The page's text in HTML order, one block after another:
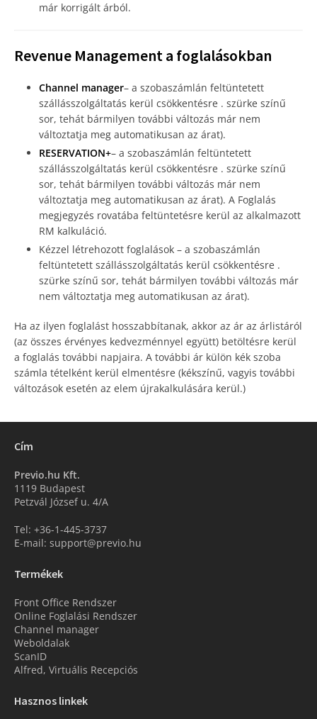
már korrigált árból.
Revenue Management a foglalásokban
Channel manager– a szobaszámlán feltüntetett
szállásszolgáltatás kerül csökkentésre . szürke színű
sor, tehát bármilyen további változás már nem
változtatja meg automatikusan az árat).
RESERVATION+– a szobaszámlán feltüntetett
szállásszolgáltatás kerül csökkentésre . szürke színű
sor, tehát bármilyen további változás már nem
változtatja meg automatikusan az árat). A Foglalás
megjegyzés rovatába feltüntetésre kerül az alkalmazott
RM kalkuláció.
Kézzel létrehozott foglalások – a szobaszámlán
feltüntetett szállásszolgáltatás kerül csökkentésre .
szürke színű sor, tehát bármilyen további változás már
nem változtatja meg automatikusan az árat).
Ha az ilyen foglalást hosszabbítanak, akkor az ár az árlistáról
(az összes érvényes kedvezménnyel együtt) betöltésre kerül
a foglalás további napjaira. A további ár külön kék szoba
számla tételként kerül elmentésre (kékszínű, vagyis további
változások esetén az elem újrakalkulására kerül.)
Cím
Previo.hu Kft.
1119 Budapest
Petzvál József u. 4/A
Tel: +36-1-445-3737
E-mail: support@previo.hu
Termékek
Front Office Rendszer
Online Foglalási Rendszer
Channel manager
Weboldalak
ScanID
Alfred, Virtuális Recepciós
Hasznos linkek